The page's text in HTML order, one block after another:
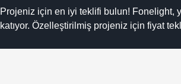
Projeniz için en iyi teklifi bulun! Fonelight,
katıyor. Özelleştirilmiş projeniz için fiyat